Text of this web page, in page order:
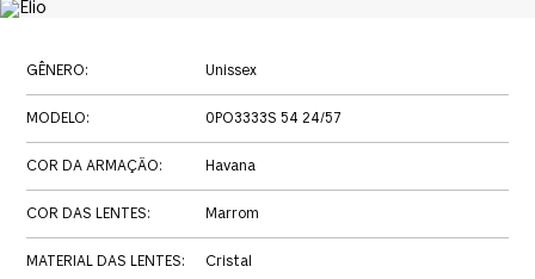
GÊNERO: Unissex
MODELO: 0PO3333S 54 24/57
COR DA ARMAÇÃO: Havana
COR DAS LENTES: Marrom
MATERIAL DAS LENTES: Cristal